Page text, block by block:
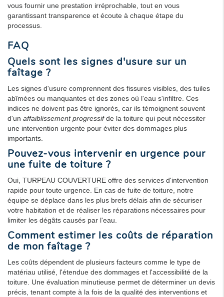
vous fournir une prestation irréprochable, tout en vous
garantissant transparence et écoute à chaque étape du
processus.
FAQ
Quels sont les signes d'usure sur un
faîtage ?
Les signes d'usure comprennent des fissures visibles, des tuiles
abîmées ou manquantes et des zones où l'eau s'infiltre. Ces
indices ne doivent pas être ignorés, car ils témoignent souvent
d'un affaiblissement progressifde la toiture qui peut nécessiter
une intervention urgente pour éviter des dommages plus
importants.
Pouvez-vous intervenir en urgence pour
une fuite de toiture ?
Oui, TURPEAU COUVERTURE offre des services d'intervention
rapide pour toute urgence. En cas de fuite de toiture, notre
équipe se déplace dans les plus brefs délais afin de sécuriser
votre habitation et de réaliser les réparations nécessaires pour
limiter les dégâts causés par l'eau.
Comment estimer les coûts de réparation
de mon faîtage ?
Les coûts dépendent de plusieurs facteurs comme le type de
matériau utilisé, l'étendue des dommages et l'accessibilité de la
toiture. Une évaluation minutieuse permet de déterminer un devis
précis, tenant compte à la fois de la qualité des interventions et